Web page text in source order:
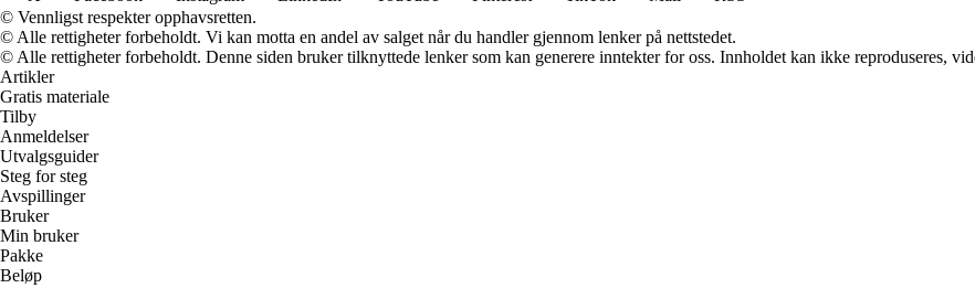
© Vennligst respekter opphavsretten.
© Alle rettigheter forbeholdt. Vi kan motta en andel av salget når du handler gjennom lenker på nettstedet.
© Alle rettigheter forbeholdt. Denne siden bruker tilknyttede lenker som kan generere inntekter for oss. Innholdet kan ikke reproduseres,
Artikler
Gratis materiale
Tilby
Anmeldelser
Utvalgsguider
Steg for steg
Avspillinger
Bruker
Min bruker
Pakke
Beløp